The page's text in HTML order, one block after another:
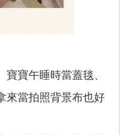
寶午睡時當蓋毯、
來當拍照背景布也好